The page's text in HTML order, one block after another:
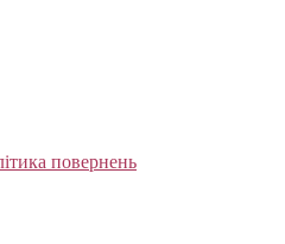
повернень